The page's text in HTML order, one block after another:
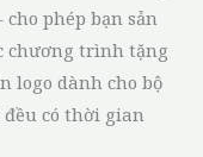
phép bạn sản
chương trình tặng
logo dành cho bộ
đều có thời gian